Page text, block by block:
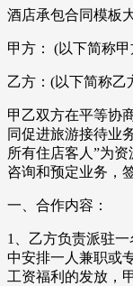
酒店承包合同模板
甲方： (以下简称甲
乙方：(以下简称乙
甲乙双方在平等协
同促进旅游接待业
所有住店客人”为
咨询和预定业务，
一、合作内容：
1、乙方负责派驻
中安排一人兼职或
工资福利的发放，